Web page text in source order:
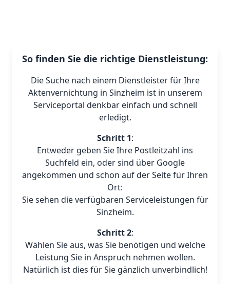
So finden Sie die richtige Dienstleistung:
Die Suche nach einem Dienstleister für Ihre
Aktenvernichtung in Sinzheim ist in unserem
Serviceportal denkbar einfach und schnell
erledigt.
Schritt 1:
Entweder geben Sie Ihre Postleitzahl ins
Suchfeld ein, oder sind über Google
angekommen und schon auf der Seite für Ihren
Ort:
Sie sehen die verfügbaren Serviceleistungen für
Sinzheim.
Schritt 2:
Wählen Sie aus, was Sie benötigen und welche
Leistung Sie in Anspruch nehmen wollen.
Natürlich ist dies für Sie gänzlich unverbindlich!